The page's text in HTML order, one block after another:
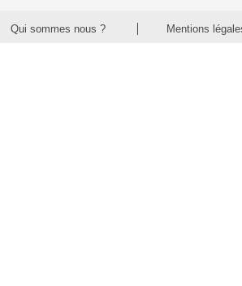
Qui sommes nous ? Mentions